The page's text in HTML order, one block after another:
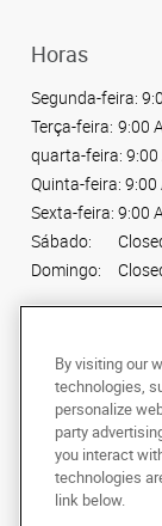
Horas
Segunda-feira:
Terça-feira: 9:00
quarta-feira: 9:00
Quinta-feira: 9:00
Sexta-feira: 9:00
Sábado:
Domingo:
Copyright © 2024
reservados.
Av. Maria Coelho
By visiting our
technologies,
personalize
party
you interact
technologies
link below.